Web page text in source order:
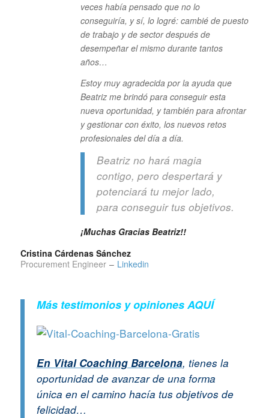
veces había pensado que no lo
conseguiría, y sí, lo logré: cambié de puesto
de trabajo y de sector después de
desempeñar el mismo durante tantos
años…
Estoy muy agradecida por la ayuda que
Beatriz me brindó para conseguir esta
nueva oportunidad, y también para afrontar
y gestionar con éxito, los nuevos retos
profesionales del día a día.
Beatriz no hará magia
contigo, pero despertará y
potenciará tu mejor lado,
para conseguir tus objetivos.
¡Muchas Gracias Beatriz!!
Cristina Cárdenas Sánchez
Procurement Engineer – Linkedin
Más testimonios y opinionesAQUÍ
En Vital Coaching Barcelona, tienes la
oportunidad de avanzar de una forma
única en el camino hacía tus objetivos de
felicidad…